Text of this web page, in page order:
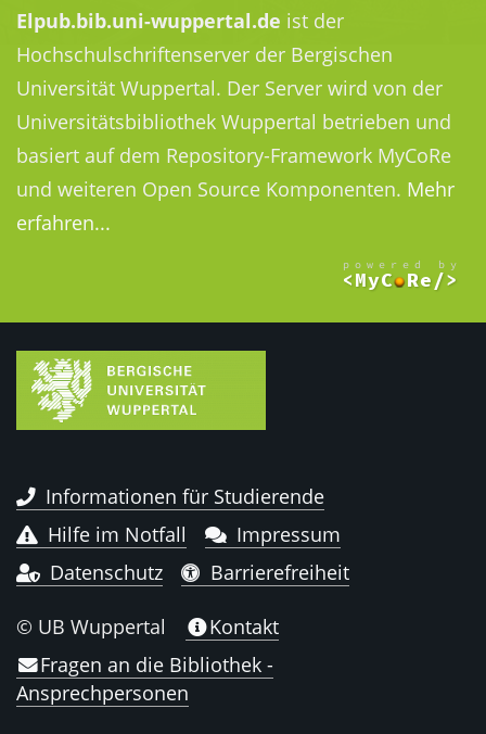
Elpub.bib.uni-wuppertal.de ist der
Hochschulschriftenserver der Bergischen
Universität Wuppertal. Der Server wird von der
Universitätsbibliothek Wuppertal betrieben und
basiert auf dem Repository-Framework MyCoRe
und weiteren Open Source Komponenten. Mehr
erfahren...
Informationen für Studierende
Hilfe im Notfall
Impressum
Datenschutz
Barrierefreiheit
© UB Wuppertal
Kontakt
Fragen an die Bibliothek -
Ansprechpersonen